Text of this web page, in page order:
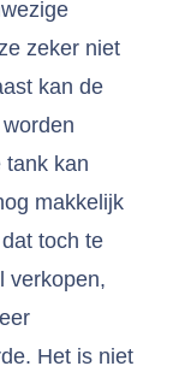
zeker niet
kan de
tank kan
makkelijk
toch te
verkopen,
Het is niet